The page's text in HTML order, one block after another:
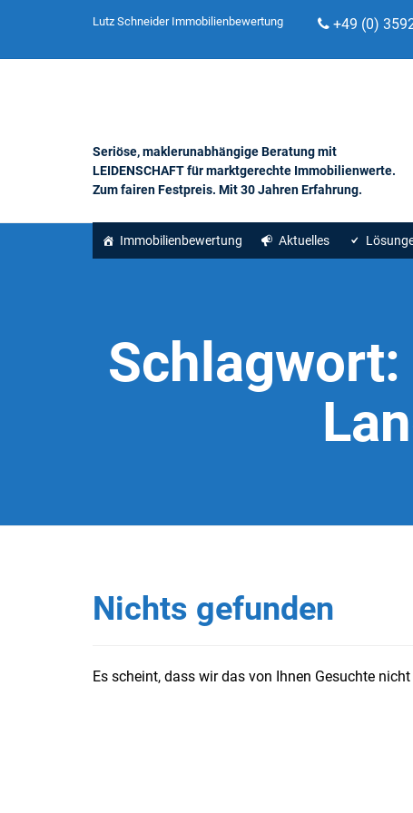
Lutz Schneider Immobilienbewertung +49 (0)
Seriöse, maklerunabhängige Beratung mit
LEIDENSCHAFT für marktgerechte Immobilienwerte.
Zum fairen Festpreis. Mit 30 Jahren Erfahrung.
Immobilienbewertung Aktuelles
Schlagwort:
Nichts gefunden
Es scheint, dass wir das von Ihnen Gesuchte